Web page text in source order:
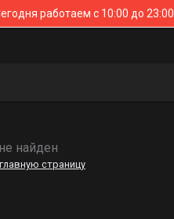
работаем с 10:00 до 23:00.
найден
страницу